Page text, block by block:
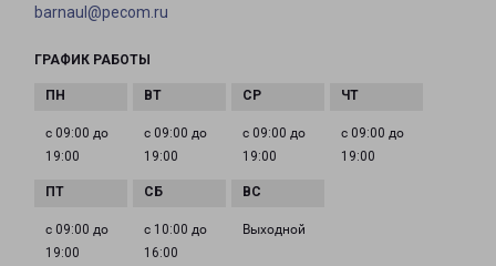
barnaul@pecom.ru
ГРАФИК РАБОТЫ
с 09:00 до
19:00
с 09:00 до
19:00
с 09:00 до
19:00
с 09:00 до
19:00
с 09:00 до
19:00
с 10:00 до
16:00
Выходной